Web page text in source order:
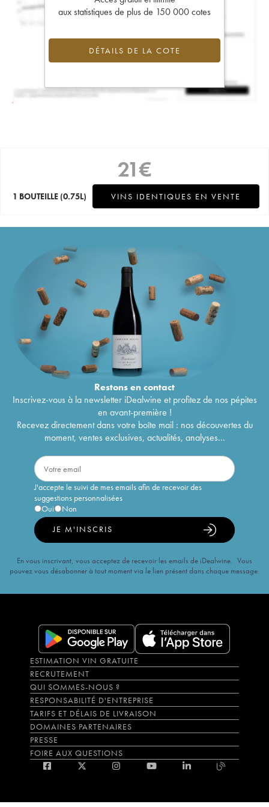
aux statistiques de plus de 150 000 cotes
DÉTAILS DE LA COTE
21€
1 BOUTEILLE (0.75L) VINS IDENTIQUES EN VENTE
Restons encontact
Inscrivez-vous à la newsletter iDealwine et profitez de nos pépites
en avant-première !
Recevez directement dans votre boîte mail : nos découvertes du
moment, ventes exclusives, actualités, analyses...
J'accepte le suivi de mes emails afin de recevoir des
suggestions personnalisées
Oui
Non
JE M'INSCRIS
En vous inscrivant, vous acceptez de recevoir les emails de iDealwine. Vous
pouvez vous désabonner à tout moment via le lien présent dans chaque message.
ESTIMATION VIN GRATUITE
RECRUTEMENT
QUI SOMMES-NOUS ?
RESPONSABILITÉ D'ENTREPRISE
TARIFS ET DÉLAIS DE LIVRAISON
DOMAINES PARTENAIRES
PRESSE
FOIRE AUX QUESTIONS